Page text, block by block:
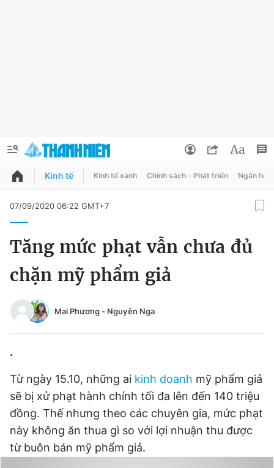
QUẢNG CÁO
Chuyên mục
Chào ngày mới Tin 24h
Tin thị trường
Video Magazine
Sản phẩm khác
Đổi mật khẩu
Tin đã lưu
Tin đã xem
Kinh tế Kinh tế xanh Chính sách - Phát triển Ngân
07/09/2020 06:22 GMT+7
Tăng mức phạt vẫn chưa đủ
chặn mỹ phẩm giả
Mai Phương - Nguyên Nga
.
Từ ngày 15.10, những ai kinh doanh mỹ phẩm giả
sẽ bị xử phạt hành chính tối đa lên đến 140 triệu
đồng. Thế nhưng theo các chuyên gia, mức phạt
này không ăn thua gì so với lợi nhuận thu được
từ buôn bán mỹ phẩm giả.